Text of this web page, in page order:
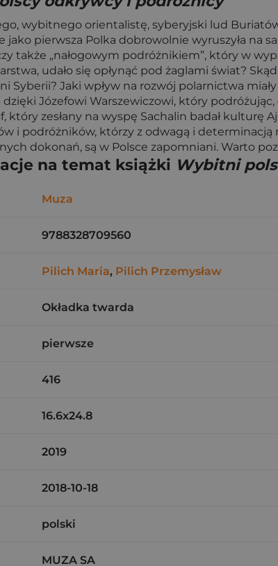
wybitnego orientalistę, syberyjski lud
pierwsza Polka dobrowolnie wyruszyła na
także „nałogowym podróżnikiem”, który w
udało się opłynąć pod żaglami świat?
Syberii? Jaki wpływ na rozwój polarnictwa
dzięki Józefowi Warszewiczowi, który
który zesłany na wyspę Sachalin badał
i podróżników, którzy z odwagą i determinacją
dokonań, są w Polsce zapomniani. Warto
na temat książki Wybitni
Muza
9788328709560
Pilich Maria, Pilich Przemysław
Okładka twarda
pierwsze
416
16.6x24.8
2019
2018-10-18
polski
MUZA SA